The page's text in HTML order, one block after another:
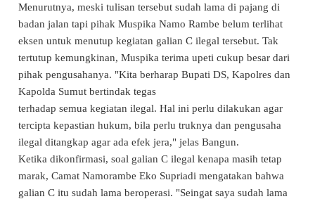
Menurutnya, meski tulisan tersebut sudah lama di pajang di
badan jalan tapi pihak Muspika Namo Rambe belum terlihat
eksen untuk menutup kegiatan galian C ilegal tersebut. Tak
tertutup kemungkinan, Muspika terima upeti cukup besar dari
pihak pengusahanya. "Kita berharap Bupati DS, Kapolres dan
Kapolda Sumut bertindak tegas
terhadap semua kegiatan ilegal. Hal ini perlu dilakukan agar
tercipta kepastian hukum, bila perlu truknya dan pengusaha
ilegal ditangkap agar ada efek jera," jelas Bangun.
Ketika dikonfirmasi, soal galian C ilegal kenapa masih tetap
marak, Camat Namorambe Eko Supriadi mengatakan bahwa
galian C itu sudah lama beroperasi. "Seingat saya sudah lama